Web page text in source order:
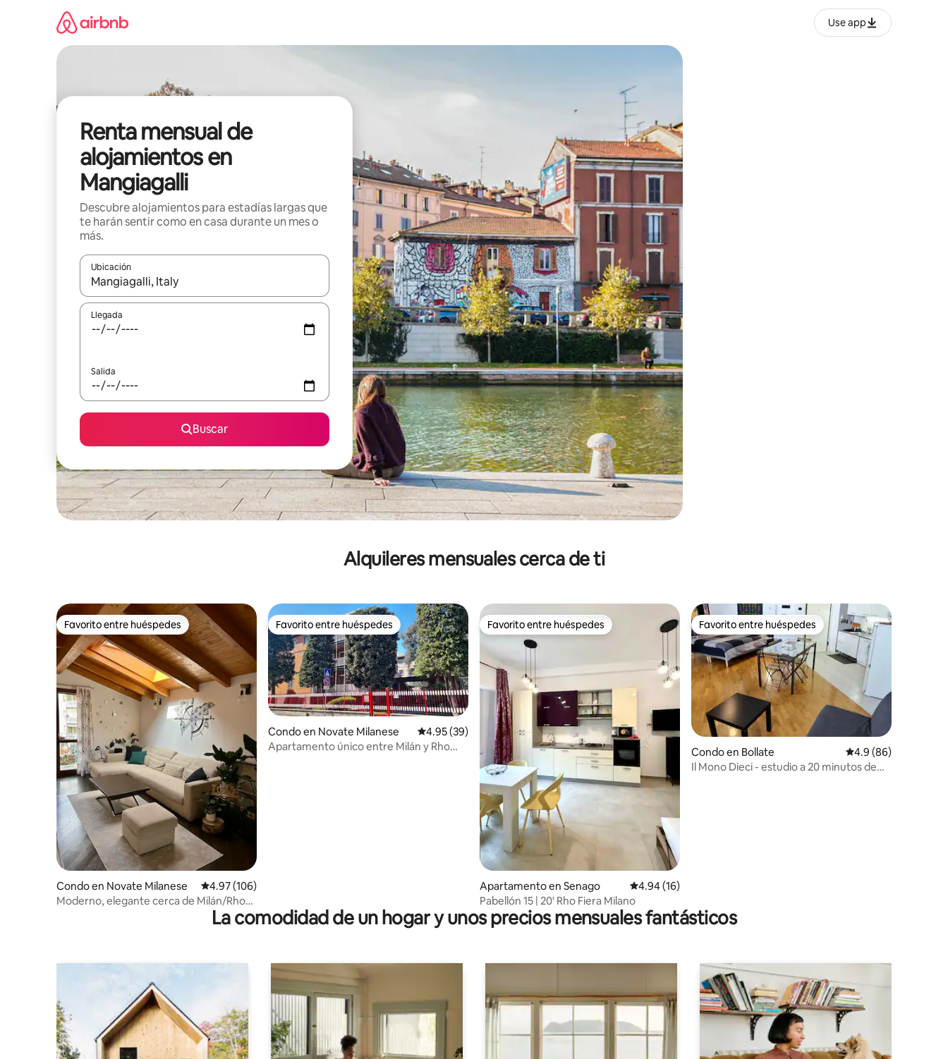
Use app
Renta mensual de
alojamientos en
Mangiagalli
Descubre alojamientos para estadías largas que
te harán sentir como en casa durante un mes o
más.
Ubicación
Cuando los resultados estén disponibles, navega con las teclas de flecha hacia arriba y hacia abajo o explora con el tacto o desliza el dedo.
Llegada
Salida
Buscar
Alquileres mensuales cerca de ti
Favorito entre huéspedes
Favorito entre huéspedes
Condo en Novate Milanese Calificación promedio: 4.97 de 5, 106 reseñas
4.97 (106)
Moderno, elegante cerca de Milán/Rho
Favorito entre huéspedes
Favorito entre huéspedes
Condo en Novate Milanese Calificación promedio: 4.95 de 5, 39 reseñas
4.95 (39)
Apartamento único entre Milán y Rho
Favorito entre huéspedes
Favorito entre huéspedes
Apartamento en Senago Calificación promedio: 4.94 de 5, 16 reseñas
4.94 (16)
Pabellón 15 | 20' Rho Fiera Milano
Favorito entre huéspedes
Favorito entre huéspedes
Condo en Bollate Calificación
4.9 (86)
Il Mono Dieci - estudio a 20 minutos de
La comodidad de un hogar y unos precios mensuales fantásticos